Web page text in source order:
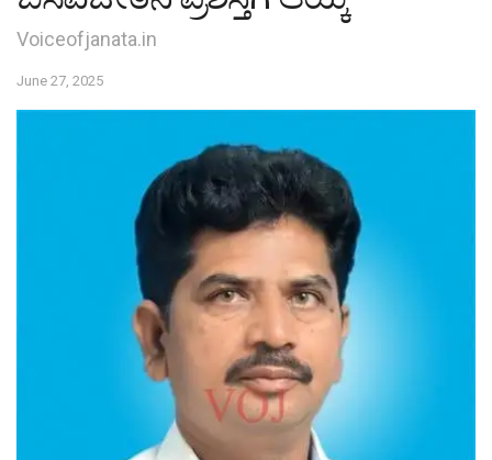
Voiceofjanata.in
June 27, 2025